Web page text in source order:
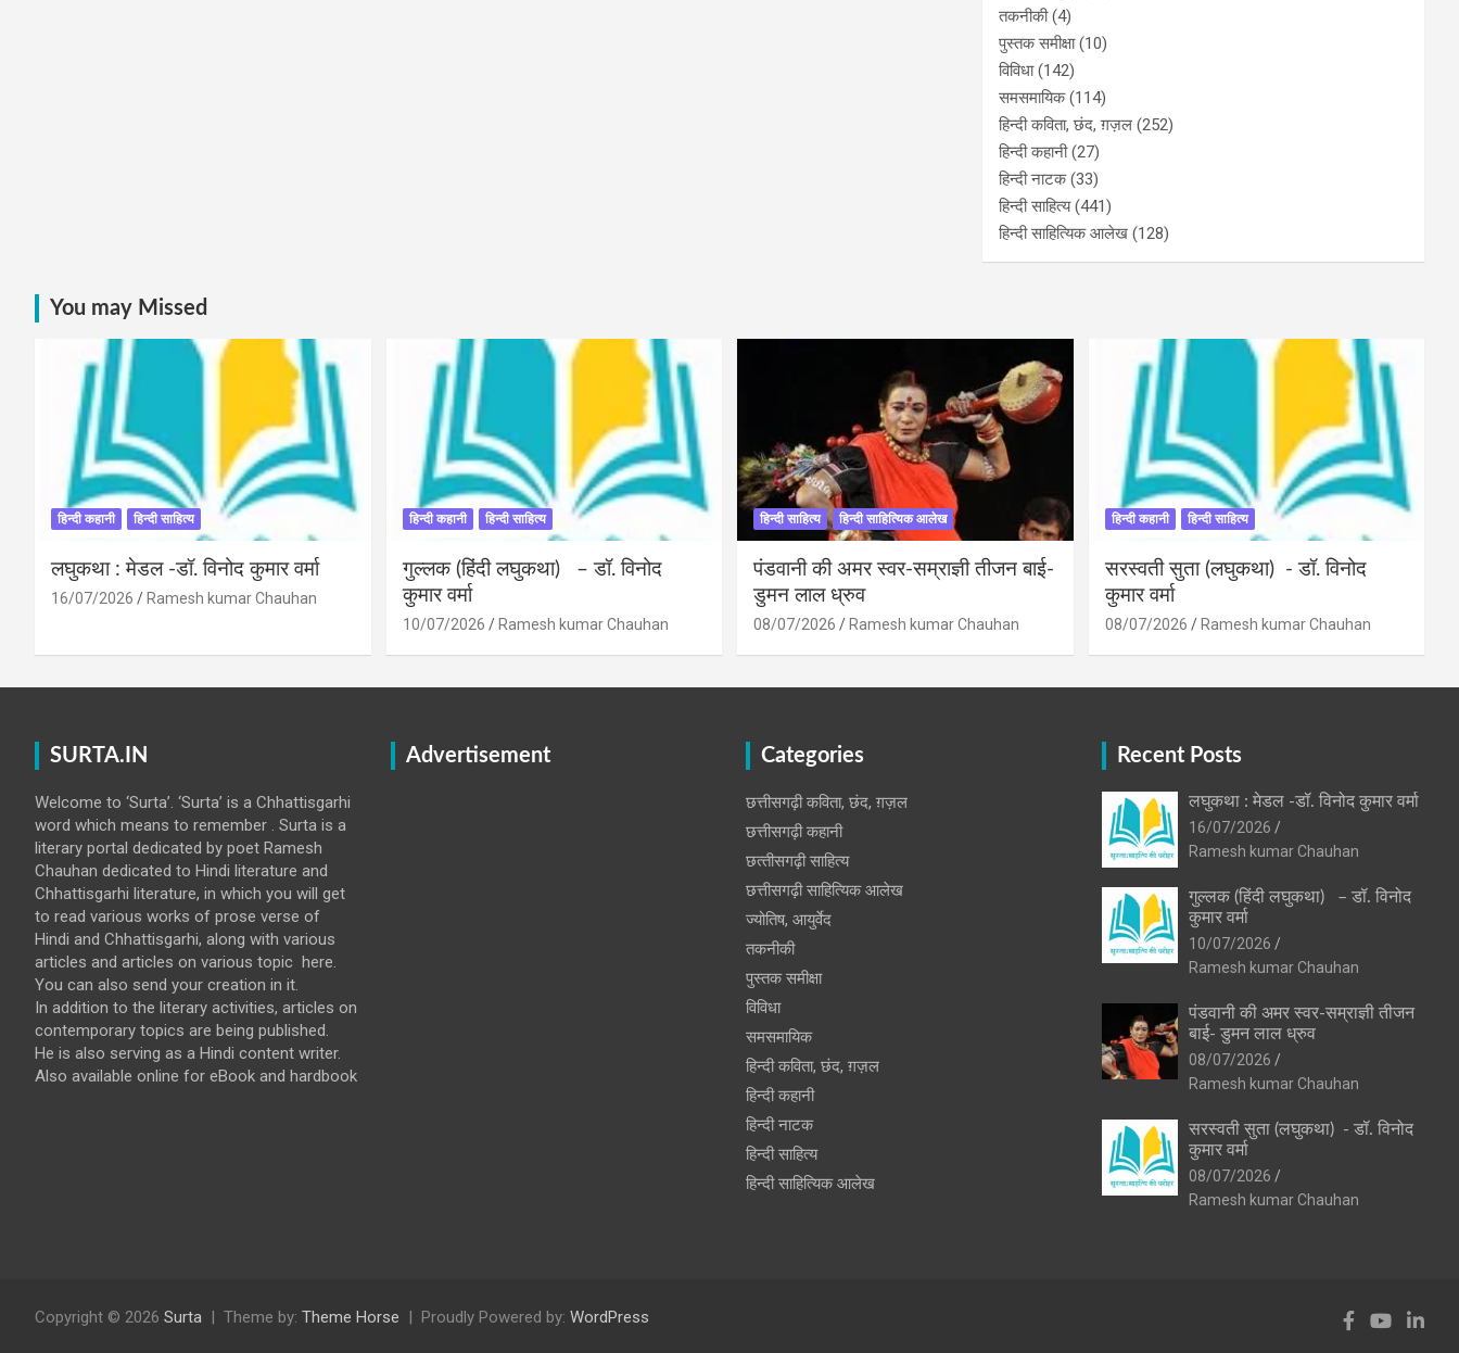
तकनीकी(4)
पुस्‍तक समीक्षा(10)
विविधा(142)
समसमायिक(114)
हिन्दी कविता, छंद, ग़ज़ल (252)
हिन्दी कहानी(27)
हिन्‍दी नाटक(33)
हिन्दी साहित्य(441)
हिन्दी साहित्यिक आलेख (128)
You may Missed
हिन्दी कहानी हिन्दी साहित्य
लघुकथा : मेडल -डॉ. विनोद कुमार वर्मा
16/07/2026 Ramesh kumar Chauhan
हिन्दी कहानी हिन्दी साहित्य
गुल्लक (हिंदी लघुकथा) – डॉ. विनोद
कुमार वर्मा
10/07/2026 Ramesh kumar Chauhan
हिन्दी साहित्य हिन्दी साहित्यिक आलेख
पंडवानी की अमर स्वर-सम्राज्ञी तीजन बाई-
डुमन लाल ध्रुव
08/07/2026 Ramesh kumar Chauhan
हिन्दी कहानी हिन्दी साहित्य
सरस्वती सुता (लघुकथा) ​- डॉ. विनोद
कुमार वर्मा
08/07/2026 Ramesh kumar Chauhan
SURTA.IN
Welcome to ‘Surta’. ‘Surta’ is a Chhattisgarhi
word which means to remember . Surta is a
literary portal dedicated by poet Ramesh
Chauhan dedicated to Hindi literature and
Chhattisgarhi literature, in which you will get
to read various works of prose verse of
Hindi and Chhattisgarhi, along with various
articles and articles on various topic here.
You can also send your creation in it.
In addition to the literary activities, articles on
contemporary topics are being published.
He is also serving as a Hindi content writer.
Also available online for eBook and hardbook
Advertisement Categories
छत्तीसगढ़ी कविता, छंद, ग़ज़ल
छत्तीसगढ़ी कहानी
छत्‍तीसगढ़ी साहित्‍य
छत्तीसगढ़ी साहित्यिक आलेख
ज्योतिष, आयुर्वेद
तकनीकी
पुस्‍तक समीक्षा
विविधा
समसमायिक
हिन्दी कविता, छंद, ग़ज़ल
हिन्दी कहानी
हिन्‍दी नाटक
हिन्दी साहित्य
हिन्दी साहित्यिक आलेख
Recent Posts
लघुकथा : मेडल -डॉ. विनोद कुमार वर्मा
16/07/2026
Ramesh kumar Chauhan
गुल्लक (हिंदी लघुकथा) – डॉ. विनोद
कुमार वर्मा
10/07/2026
Ramesh kumar Chauhan
पंडवानी की अमर स्वर-सम्राज्ञी तीजन
बाई- डुमन लाल ध्रुव
08/07/2026
Ramesh kumar Chauhan
सरस्वती सुता (लघुकथा) ​- डॉ. विनोद
कुमार वर्मा
08/07/2026
Ramesh kumar Chauhan
Copyright © 2026 Surta Theme by: Theme Horse Proudly Powered by: WordPress